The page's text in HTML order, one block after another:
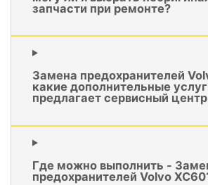
запчасти при ремонте?
Замена предохранителей
какие дополнительные
предлагает сервисный
Где можно выполнить -
предохранителей Volvo